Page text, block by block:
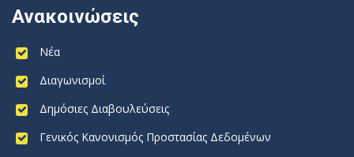
Ανακοινώσεις
Νέα
Διαγωνισμοί
Δημόσιες Διαβουλεύσεις
Γενικός Κανονισμός Προστασίας Δεδομένων